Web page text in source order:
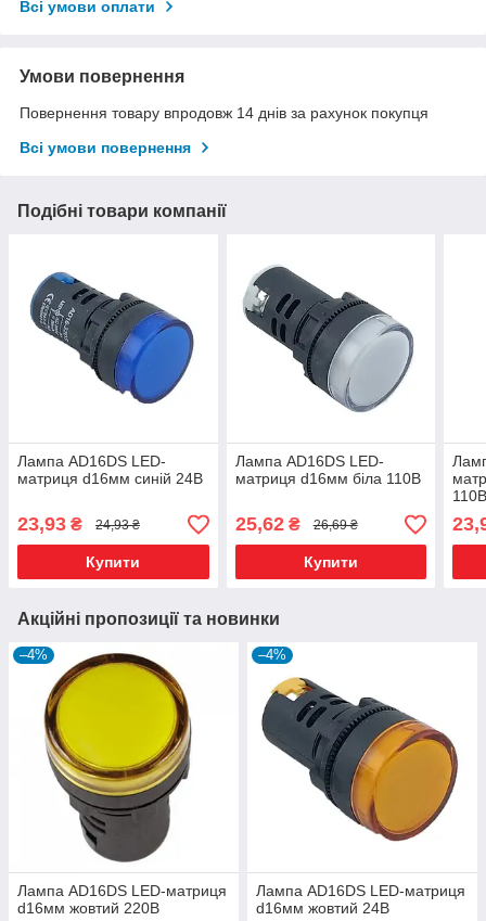
Всі умови оплати
Умови повернення
Повернення товару впродовж 14 днів за рахунок покупця
Всі умови повернення
Подібні товари компанії
Лампа AD16DS LED-
матриця d16мм синій 24В
23,93 ₴ 24,93 ₴
Купити
Лампа AD16DS LED-
матриця d16мм біла 110В
25,62₴ 26,69 ₴
Купити
Акційні пропозиції та новинки
–4%
Лампа AD16DS LED-матриця
d16мм жовтий 220В
–4%
Лампа AD16DS LED-матриця
d16мм жовтий 24В